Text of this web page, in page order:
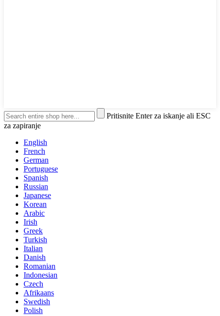
Pritisnite Enter za iskanje ali ESC
za zapiranje
English
French
German
Portuguese
Spanish
Russian
Japanese
Korean
Arabic
Irish
Greek
Turkish
Italian
Danish
Romanian
Indonesian
Czech
Afrikaans
Swedish
Polish